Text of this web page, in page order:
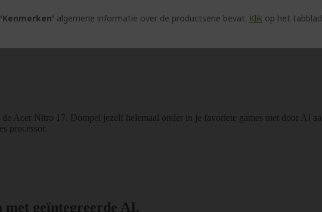
'Kenmerken' algemene informatie over de productserie bevat. Klik op het tabblad